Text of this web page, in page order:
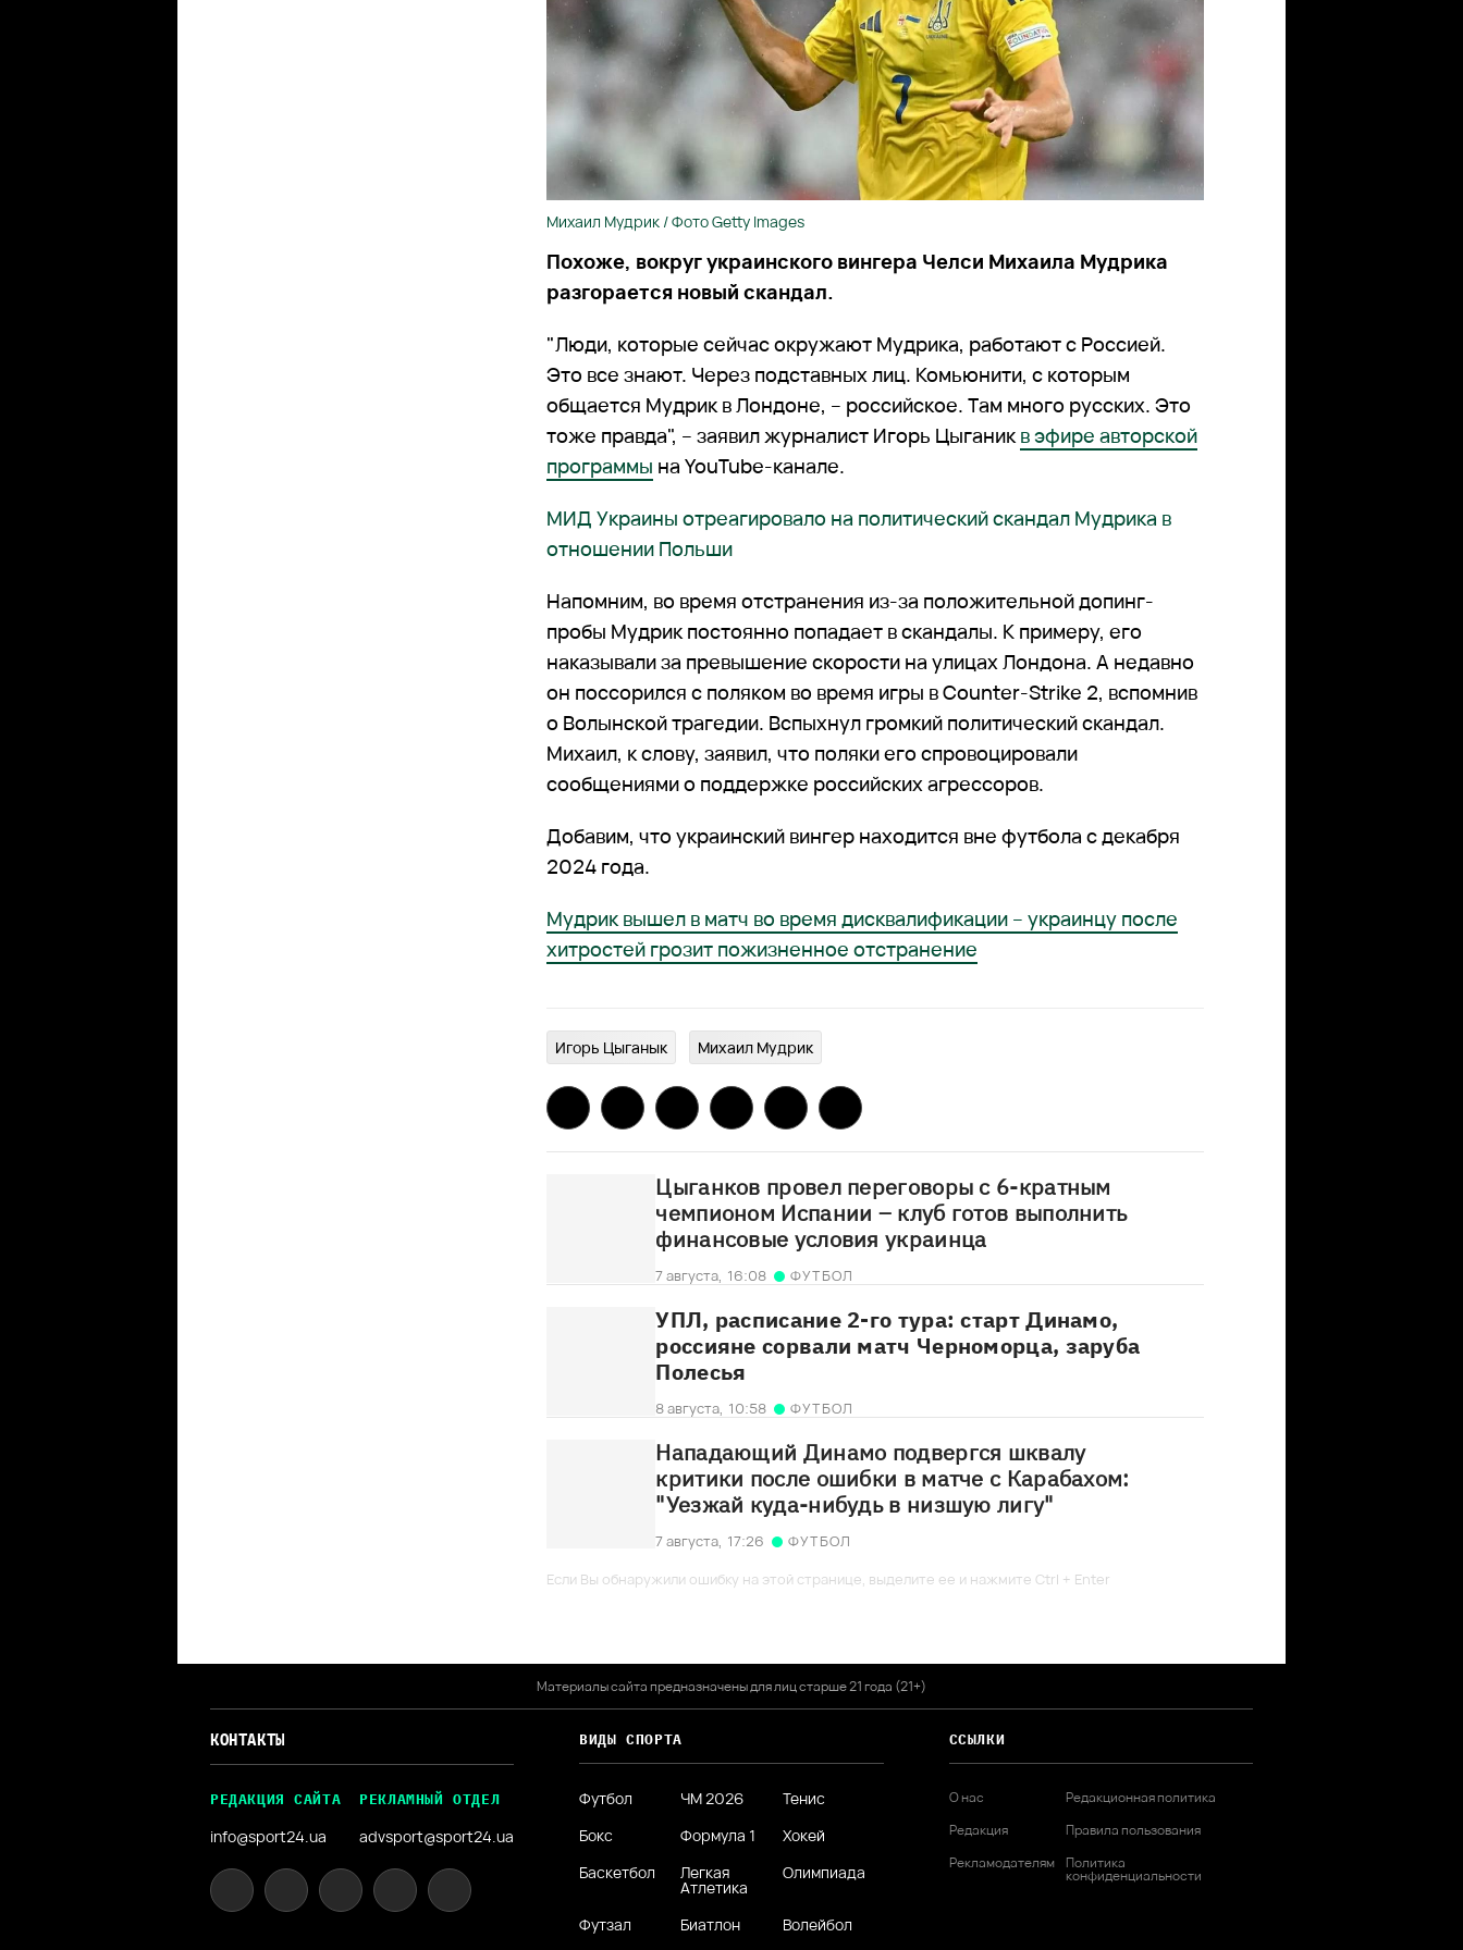
Михаил Мудрик / Фото Getty Images
Похоже, вокруг украинского вингера Челси Михаила Мудрика
разгорается новый скандал.
"Люди, которые сейчас окружают Мудрика, работают с Россией.
Это все знают. Через подставных лиц. Комьюнити, с которым
общается Мудрик в Лондоне, – российское. Там много русских. Это
тоже правда", – заявил журналист Игорь Цыганикв эфире авторской
программы на YouTube-канале.
МИД Украины отреагировало на политический скандал Мудрика в
отношении Польши
Напомним, во время отстранения из-за положительной допинг-
пробы Мудрик постоянно попадает в скандалы. К примеру, его
наказывали за превышение скорости на улицах Лондона. А недавно
он поссорился с поляком во время игры в Counter-Strike 2, вспомнив
о Волынской трагедии. Вспыхнул громкий политический скандал.
Михаил, к слову, заявил, что поляки его спровоцировали
сообщениями о поддержке российских агрессоров.
Добавим, что украинский вингер находится вне футбола с декабря
2024 года.
Мудрик вышел в матч во время дисквалификации – украинцу после
хитростей грозит пожизненное отстранение
Игорь Цыганык Михаил Мудрик
Цыганков провел переговоры с 6-кратным
чемпионом Испании – клуб готов выполнить
финансовые условия украинца
7 августа, 16:08 ФУТБОЛ
УПЛ, расписание 2-го тура: старт Динамо,
россияне сорвали матч Черноморца, заруба
Полесья
8 августа, 10:58 ФУТБОЛ
Нападающий Динамо подвергся шквалу
критики после ошибки в матче с Карабахом:
"Уезжай куда-нибудь в низшую лигу"
7 августа, 17:26
ФУТБОЛ
Если Вы обнаружили ошибку на этой странице, выделите ее и нажмите Ctrl + Enter
Материалы сайта предназначены для лиц старше 21 года (21+)
КОНТАКТЫ
РЕДАКЦИЯ САЙТА
info@sport24.ua
РЕКЛАМНЫЙ ОТДЕЛ
advsport@sport24.ua
ВИДЫ СПОРТА
Футбол ЧМ 2026
Тенис
Бокс
Формула 1
Хокей
Баскетбол
Легкая
Атлетика
Олимпиада
Футзал Биатлон Волейбол
ССЫЛКИ
О нас
Редакция
Рекламодателям
Редакционная политика
Правила пользования
Политика
конфиденциальности